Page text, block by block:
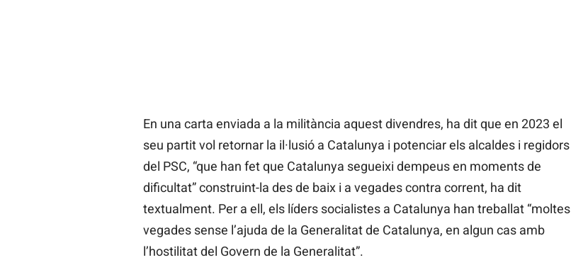
En una carta enviada a la militància aquest divendres, ha dit que en 2023 el
seu partit vol retornar la il·lusió a Catalunya i potenciar els alcaldes i regidors
del PSC, “que han fet que Catalunya segueixi dempeus en moments de
dificultat” construint-la des de baix i a vegades contra corrent, ha dit
textualment. Per a ell, els líders socialistes a Catalunya han treballat “moltes
vegades sense l’ajuda de la Generalitat de Catalunya, en algun cas amb
l’hostilitat del Govern de la Generalitat”.